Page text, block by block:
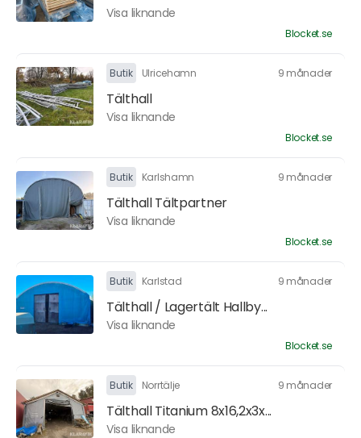
Visa liknande
Blocket.se
Butik Ulricehamn 9 månader
Tälthall
Visa liknande
Blocket.se
Butik Karlshamn 9 månader
Tälthall Tältpartner
Visa liknande
Blocket.se
Butik Karlstad 9 månader
Tälthall / Lagertält Hallby...
Visa liknande
Blocket.se
Butik Norrtälje 9 månader
Tälthall Titanium 8x16,2x3x...
Visa liknande